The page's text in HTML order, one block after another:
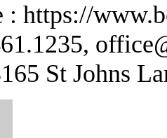
: https://
St Johns